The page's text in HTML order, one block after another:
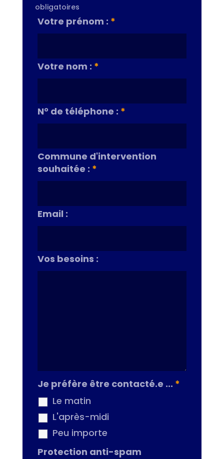
obligatoires
Votre prénom : *
Votre nom : *
N° de téléphone : *
Commune d'intervention
souhaitée : *
Email :
Vos besoins :
Je préfère être contacté.e ... *
Le matin
L'après-midi
Peu importe
Protection anti-spam